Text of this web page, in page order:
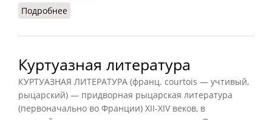
Подробнее
Куртуазная литература
КУРТУАЗНАЯ ЛИТЕРАТУРА (франц. courtois — учтивый,
рыцарский) — придворная рыцарская литература
(первоначально во Франции) XII-XIV веков, в